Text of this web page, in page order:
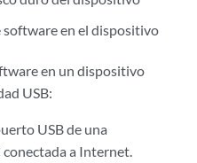
software en el dispositivo
en un dispositivo
USB:
USB de una
a Internet.